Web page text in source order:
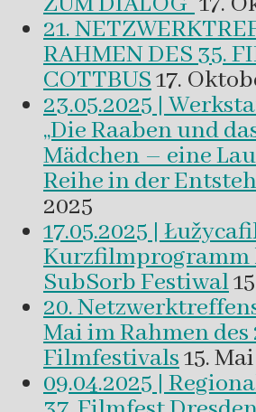
21.
RAHMEN DES 35.
COTTBUS17.
23.05.2025 |
„Die Raaben und
Mädchen – eine
Reihe in der
2025
17.05.2025 |
Kurzfilmprogramm
SubSorb Festiwal
20.
Mai im Rahmen des
Filmfestivals15.
09.04.2025 |